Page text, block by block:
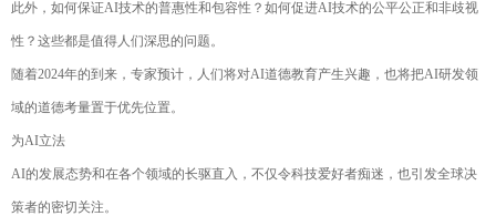
此外，如何保证AI技术的普惠性和包容性？如何促进AI技术的公平公正和非歧视
性？这些都是值得人们深思的问题。
随着2024年的到来，专家预计，人们将对AI道德教育产生兴趣，也将把AI研发领
域的道德考量置于优先位置。
为AI立法
AI的发展态势和在各个领域的长驱直入，不仅令科技爱好者痴迷，也引发全球决
策者的密切关注。